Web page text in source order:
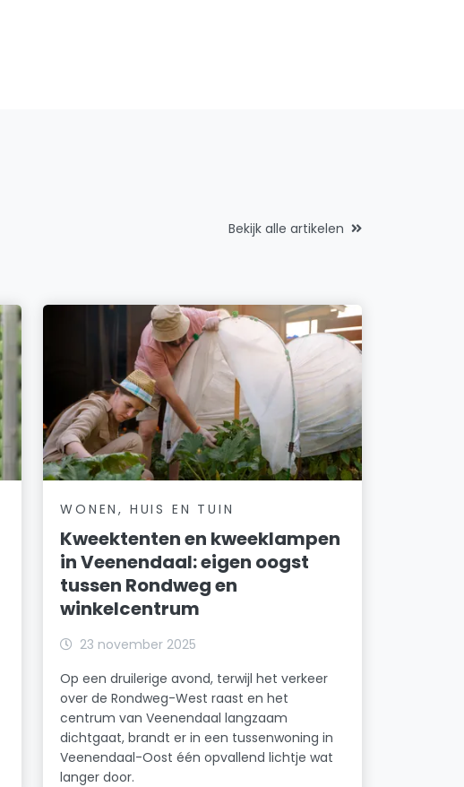
Bekijk alle artikelen
WONEN, HUIS EN TUIN
Kweektenten en kweeklampen
in Veenendaal: eigen oogst
tussen Rondweg en
winkelcentrum
23 november 2025
Op een druilerige avond, terwijl het verkeer
over de Rondweg-West raast en het
centrum van Veenendaal langzaam
dichtgaat, brandt er in een tussenwoning in
Veenendaal-Oost één opvallend lichtje wat
langer door.